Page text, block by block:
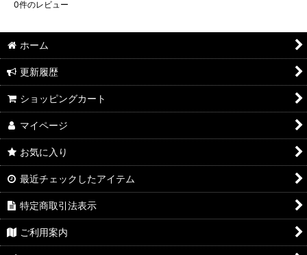
0件のレビュー
ホーム
更新履歴
ショッピングカート
マイページ
お気に入り
最近チェックしたアイテム
特定商取引法表示
ご利用案内